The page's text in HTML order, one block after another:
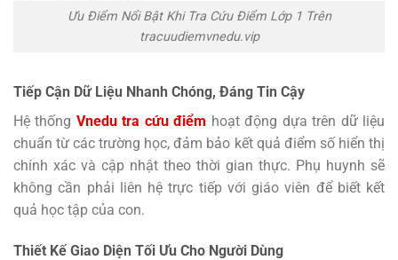
Ưu Điểm Nổi Bật Khi Tra Cứu Điểm Lớp 1 Trên
tracuudiemvnedu.vip
Tiếp Cận Dữ Liệu Nhanh Chóng, Đáng Tin Cậy
Hệ thống Vnedu tra cứu điểm hoạt động dựa trên dữ liệu
chuẩn từ các trường học, đảm bảo kết quả điểm số hiển thị
chính xác và cập nhật theo thời gian thực. Phụ huynh sẽ
không cần phải liên hệ trực tiếp với giáo viên để biết kết
quả học tập của con.
Thiết Kế Giao Diện Tối Ưu Cho Người Dùng